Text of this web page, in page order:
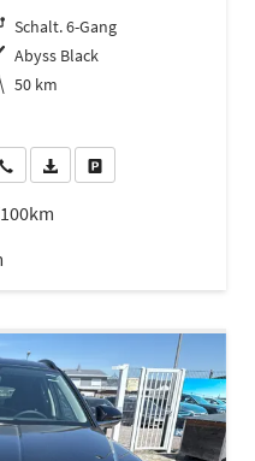
Schalt. 6-Gang
Abyss Black
50 km
Wir rufen Sie anPDF-Datei, Fahrzeugexposé